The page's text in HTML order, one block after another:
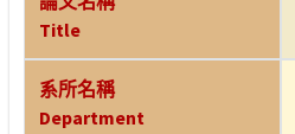
Title
系所名稱
Department